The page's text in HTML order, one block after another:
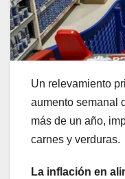
Un relevamiento
aumento semanal
más de un año,
carnes y verduras.
La inflación en